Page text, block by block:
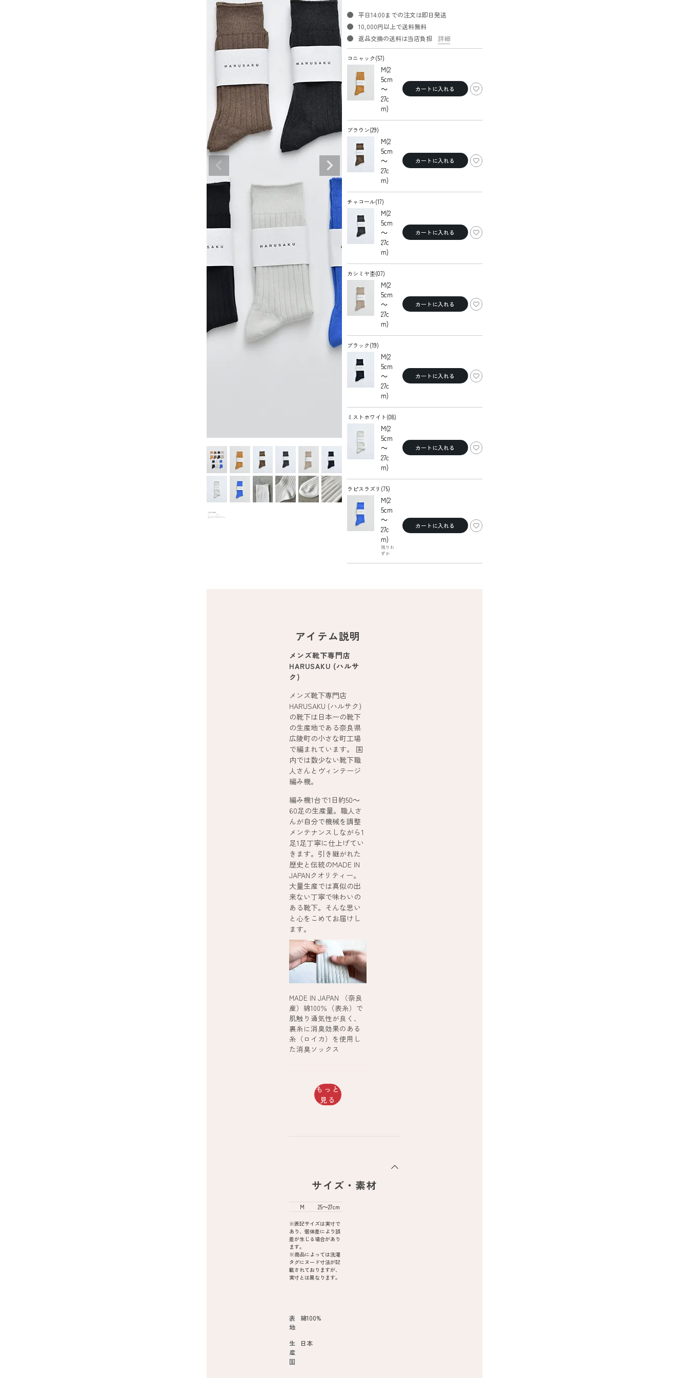
平日14:00までの注文は即日発送
10,000円以上で送料無料
返品交換の送料は当店負担
詳細
コニャック(57)
M(2
5cm
～
27c
m)
カートに入れる
ブラウン(29)
M(2
5cm
～
27c
m)
カートに入れる
チャコール(17)
M(2
5cm
～
27c
m)
カートに入れる
カシミヤ杢(07)
M(2
5cm
～
27c
m)
カートに入れる
ブラック(19)
M(2
5cm
～
27c
m)
カートに入れる
ミストホワイト(08)
M(2
5cm
～
27c
m)
カートに入れる
ラピスラズリ(75)
M(2
5cm
～
27c
m)
残りわ
ずか
カートに入れる
アイテム説明
メンズ靴下専門店
HARUSAKU (ハルサ
ク)
メンズ靴下専門店
HARUSAKU (ハルサク)
の靴下は日本一の靴下
の生産地である奈良県
広陵町の小さな町工場
で編まれています。 国
内では数少ない靴下職
人さんとヴィンテージ
編み機。
編み機1台で1日約50～
60足の生産量。職人さ
んが自分で機械を調整
メンテナンスしながら1
足1足丁寧に仕上げてい
きます。引き継がれた
歴史と伝統のMADE IN
JAPANクオリティー。
大量生産では真似の出
来ない丁寧で味わいの
ある靴下。そんな思い
と心をこめてお届けし
ます。
MADE IN JAPAN （奈良
産）綿100％（表糸）で
肌触り通気性が良く、
裏糸に消臭効果のある
糸（ロイカ）を使用し
た消臭ソックス
もっと
見る
サイズ・素材
M 25～27cm
※表記サイズは実寸で
あり、個体差により誤
差が生じる場合があり
ます。
※商品によっては洗濯
タグにヌード寸法が記
載されておりますが、
実寸とは異なります。
表
地
綿100%
生
産
国
日本